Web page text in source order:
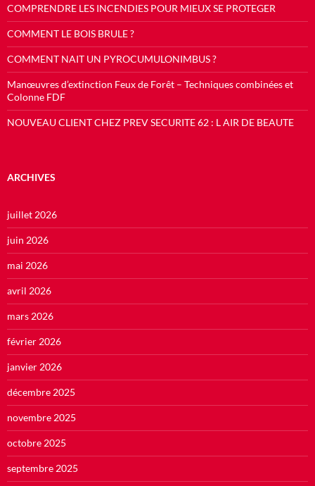
COMPRENDRE LES INCENDIES POUR MIEUX SE PROTEGER
COMMENT LE BOIS BRULE ?
COMMENT NAIT UN PYROCUMULONIMBUS ?
Manœuvres d’extinction Feux de Forêt – Techniques combinées et
Colonne FDF
NOUVEAU CLIENT CHEZ PREV SECURITE 62 : L AIR DE BEAUTE
ARCHIVES
juillet 2026
juin 2026
mai 2026
avril 2026
mars 2026
février 2026
janvier 2026
décembre 2025
novembre 2025
octobre 2025
septembre 2025